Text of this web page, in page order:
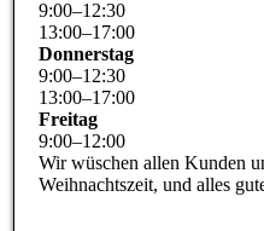
9:00–12:30
13:00–17:00
Donnerstag
9:00–12:30
13:00–17:00
Freitag
9:00–12:00
Wir wüschen allen Kunden
Weihnachtszeit, und alles